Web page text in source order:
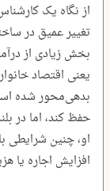
از نگاه یک
تغییر عمیق در
بخش زیادی از
یعنی اقتصاد
بدهی‌محور شده
حفظ کند، اما در
او، چنین
افزایش اجاره یا